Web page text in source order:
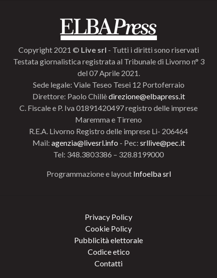
Copyright 2021 © Live srl - Tutti i diritti sono riservati
Testata giornalistica registrata al Tribunale di Livorno n° 3
del 07 Aprile 2021.
Sede legale: Viale Teseo Tesei 12 Portoferraio
Direttore: Paolo Chillèdirezione@elbapress.it
C. Fiscale e P. Iva 01891420497 registro delle imprese
Maremma e Tirreno
R.E.A. Livorno Registro delle imprese Li- 206464
Mail: agenzia@livesrl.info - Pec: srllive@pec.it
Tel: 348.3803386 – 328.8199000
Programmazione e layout Infoelba srl
Privacy Policy
Cookie Policy
Pubblicità elettorale
Codice etico
Contatti